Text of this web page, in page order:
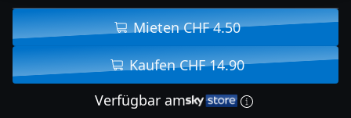
Mieten CHF 4.50
Kaufen CHF 14.90
Verfügbar am